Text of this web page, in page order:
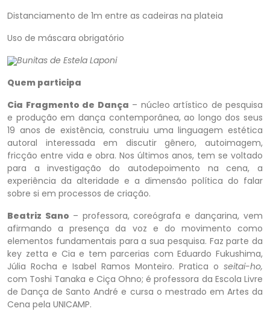
Distanciamento de 1m entre as cadeiras na plateia
Uso de máscara obrigatório
Bunitas de Estela Laponi
Quem participa
Cia Fragmento de Dança – núcleo artístico de pesquisa
e produção em dança contemporânea, ao longo dos seus
19 anos de existência, construiu uma linguagem estética
autoral interessada em discutir gênero, autoimagem,
fricção entre vida e obra. Nos últimos anos, tem se voltado
para a investigação do autodepoimento na cena, a
experiência da alteridade e a dimensão política do falar
sobre si em processos de criação.
Beatriz Sano – professora, coreógrafa e dançarina, vem
afirmando a presença da voz e do movimento como
elementos fundamentais para a sua pesquisa. Faz parte da
key zetta e Cia e tem parcerias com Eduardo Fukushima,
Júlia Rocha e Isabel Ramos Monteiro. Pratica o seitai-ho,
com Toshi Tanaka e Ciça Ohno; é professora da Escola Livre
de Dança de Santo André e cursa o mestrado em Artes da
Cena pela UNICAMP.